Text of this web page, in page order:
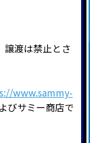
渡は禁止とさ
www.sammy-
びサミー商店で